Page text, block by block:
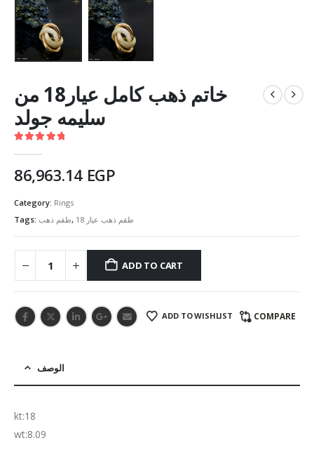
خاتم ذهب كامل عيار18 من
سليمه جولد
86,963.14 EGP
Category: Rings
Tags: طقم ذهب, طقم ذهب عيار 18
ADD TO CART
ADD TO WISHLIST COMPARE
الوصف
kt:18
wt:8.09